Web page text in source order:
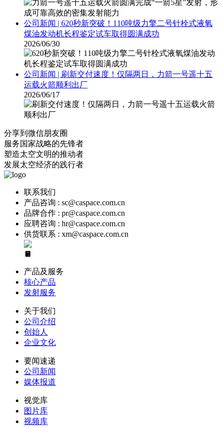
公司新闻 | 620秒新突破！110吨级力擎二号针栓式液氧
煤油发动机长程鉴定试车取得圆满成功
2026/06/30
公司新闻 | 刷新交付速度！仅隔两日，力箭一号遥十五
运载火箭顺利出厂
2026/06/17
分享到微信朋友圈
服务国家战略的先锋者
塑造太空文明的推动者
发展太空经济的践行者
联系我们
产品咨询 : sc@caspace.com.cn
品牌合作 : pr@caspace.com.cn
应聘咨询 : hr@caspace.com.cn
供货联系 : xm@caspace.com.cn
产品及服务
核心产品
发射服务
关于我们
公司介绍
创始人
企业文化
要闻速递
公司新闻
媒体报道
视觉库
图片库
视频库